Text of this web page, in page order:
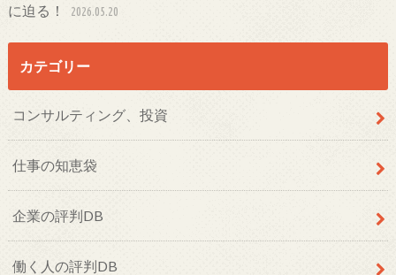
に迫る！
2026.05.20
カテゴリー
コンサルティング、投資
仕事の知恵袋
企業の評判DB
働く人の評判DB